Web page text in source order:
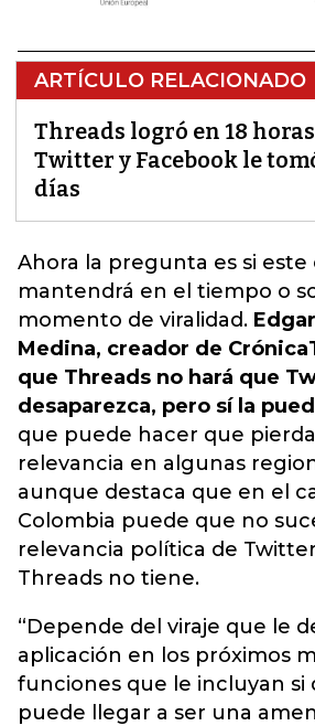
ARTÍCULO RELACIONADO
Threads logró en 18
Twitter y Facebook le
días
Ahora la pregunta es si este
mantendrá en el tiempo o
momento de viralidad.
Medina, creador de
que Threads no hará que
desaparezca, pero sí la
que puede hacer que
relevancia en algunas
aunque destaca que en el
Colombia puede que no
relevancia política de
Threads no tiene.
“Depende del viraje que le
aplicación en los próximos
funciones que le incluyan si
puede llegar a ser una